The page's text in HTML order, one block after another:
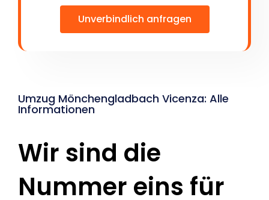
Unverbindlich anfragen
Umzug Mönchengladbach Vicenza: Alle
Informationen
Wir sind die
Nummer eins für